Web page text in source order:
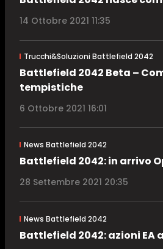
14 Ottobre 2021 11:35
Trucchi&Soluzioni Battlefield 2042
Battlefield 2042 Beta –
tempistiche
6 Ottobre 2021 16:01
News Battlefield 2042
Battlefield 2042: in arrivo
28 Settembre 2021 20:35
News Battlefield 2042
Battlefield 2042: azioni EA